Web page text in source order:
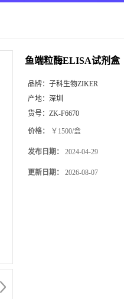
鱼端粒酶ELISA试剂盒
品牌： 子科生物ZIKER
产地： 深圳
货号： ZK-F6670
价格： ￥1500/盒
发布日期： 2024-04-29
更新日期： 2026-08-07